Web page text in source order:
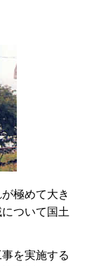
極めて大き
ついて国土
を実施する